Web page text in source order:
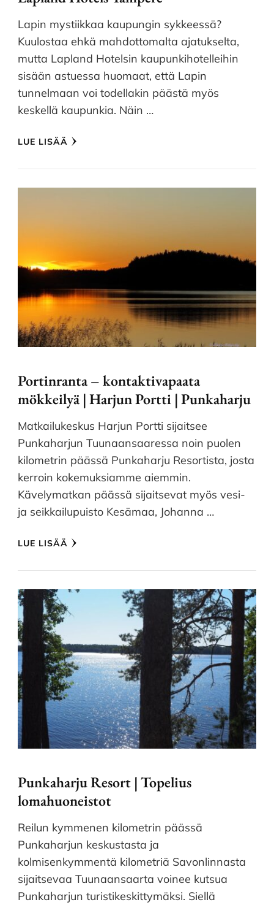
Lapin mystiikkaa kaupungin sykkeessä?
Kuulostaa ehkä mahdottomalta ajatukselta,
mutta Lapland Hotelsin kaupunkihotelleihin
sisään astuessa huomaat, että Lapin
tunnelmaan voi todellakin päästä myös
keskellä kaupunkia. Näin …
LUE LISÄÄ
Portinranta – kontaktivapaata
mökkeilyä | Harjun Portti | Punkaharju
Matkailukeskus Harjun Portti sijaitsee
Punkaharjun Tuunaansaaressa noin puolen
kilometrin päässä Punkaharju Resortista, josta
kerroin kokemuksiamme aiemmin.
Kävelymatkan päässä sijaitsevat myös vesi-
ja seikkailupuisto Kesämaa, Johanna …
LUE LISÄÄ
Punkaharju Resort | Topelius
lomahuoneistot
Reilun kymmenen kilometrin päässä
Punkaharjun keskustasta ja
kolmisenkymmentä kilometriä Savonlinnasta
sijaitsevaa Tuunaansaarta voinee kutsua
Punkaharjun turistikeskittymäksi. Siellä